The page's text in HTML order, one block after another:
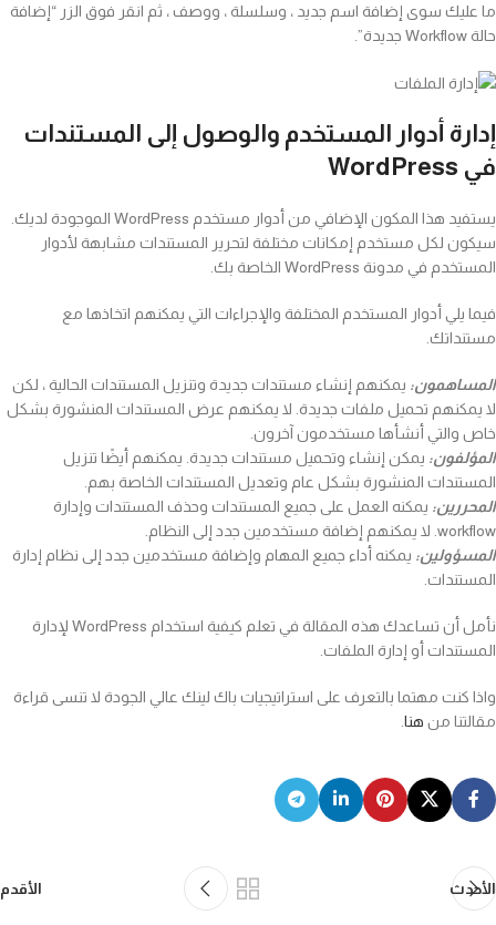
ما عليك سوى إضافة اسم جديد ، وسلسلة ، ووصف ، ثم انقر فوق الزر “إضافة
حالة Workflow جديدة”.
إدارة أدوار المستخدم والوصول إلى المستندات
في WordPress
يستفيد هذا المكون الإضافي من أدوار مستخدم WordPress الموجودة لديك.
سيكون لكل مستخدم إمكانات مختلفة لتحرير المستندات مشابهة لأدوار
المستخدم في مدونة WordPress الخاصة بك.
فيما يلي أدوار المستخدم المختلفة والإجراءات التي يمكنهم اتخاذها مع
مستنداتك.
المساهمون: يمكنهم إنشاء مستندات جديدة وتنزيل المستندات الحالية ، لكن
لا يمكنهم تحميل ملفات جديدة. لا يمكنهم عرض المستندات المنشورة بشكل
خاص والتي أنشأها مستخدمون آخرون.
المؤلفون: يمكن إنشاء وتحميل مستندات جديدة. يمكنهم أيضًا تنزيل
المستندات المنشورة بشكل عام وتعديل المستندات الخاصة بهم.
المحررين: يمكنه العمل على جميع المستندات وحذف المستندات وإدارة
workflow. لا يمكنهم إضافة مستخدمين جدد إلى النظام.
المسؤولين: يمكنه أداء جميع المهام وإضافة مستخدمين جدد إلى نظام إدارة
المستندات.
نأمل أن تساعدك هذه المقالة في تعلم كيفية استخدام WordPress لإدارة
المستندات أو إدارة الملفات.
واذا كنت مهتما بالتعرف على استراتيجيات باك لينك عالي الجودة لا تنسى قراءة
مقالتنا من هنا
الأحدث الأقدم